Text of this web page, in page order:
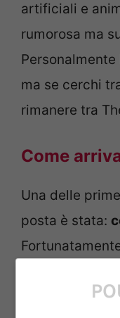
artificiali e
rumorosa ma
ma se cerchi
rimanere tra
Come
Una delle
posta è stata: